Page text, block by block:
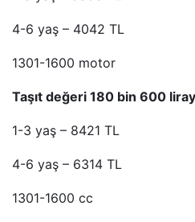
4-6 yaş – 4042 TL
1301-1600 motor
Taşıt değeri 180 bin 600
1-3 yaş – 8421 TL
4-6 yaş – 6314 TL
1301-1600 cc